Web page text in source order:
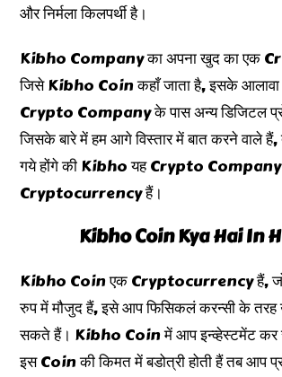
और निर्मला किलपर्थी है।
Kibho Company का अपना खुद का एक
जिसे Kibho Coin कहाँ जाता है, इसके
Crypto Company के पास अन्य डिजिटल
जिसके बारे में हम आगे विस्तार में बात करने वाले
गये होंगे की Kibho यह Crypto Company
Cryptocurrency हैं।
Kibho Coin Kya Hai In
Kibho Coin एक Cryptocurrency हैं, जो
रुप में मौजुद हैं, इसे आप फिसिकलं करन्सी के तरह
सकते हैं। Kibho Coin में आप इन्व्हेस्टमेंट
इस Coin की किमत में बडोत्री होती हैं तब आप